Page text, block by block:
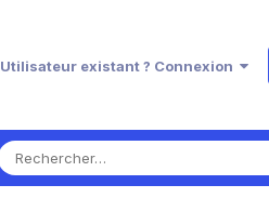
Utilisateur existant ? Connexion